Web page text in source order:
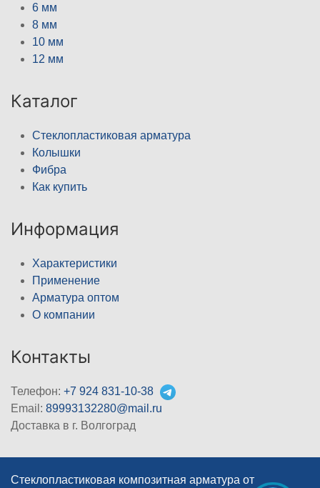
6 мм
8 мм
10 мм
12 мм
Каталог
Стеклопластиковая арматура
Колышки
Фибра
Как купить
Информация
Характеристики
Применение
Арматура оптом
О компании
Контакты
Телефон: +7 924 831-10-38
Email: 89993132280@mail.ru
Доставка в г. Волгоград
Стеклопластиковая композитная арматура от